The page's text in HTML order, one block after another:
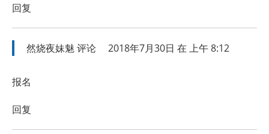
回复
然烧夜妹魅评论 2018年7月30日 在 上午 8:12
报名
回复